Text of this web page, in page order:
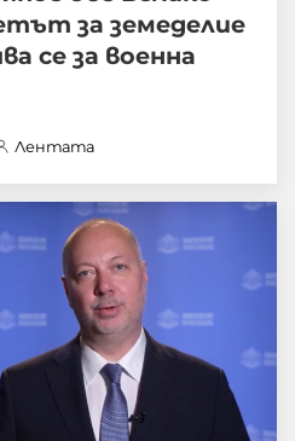
за земеделие
се за военна
Лентата